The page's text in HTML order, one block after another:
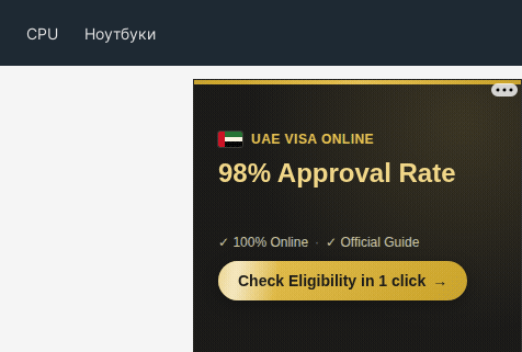
CPU Ноутбуки